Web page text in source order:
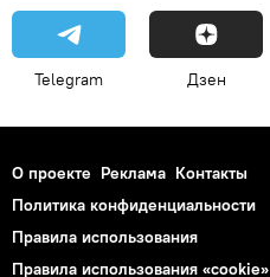
Telegram Дзен
О проекте Реклама Контакты
Политика конфиденциальности
Правила использования
Правила использования «cookie»